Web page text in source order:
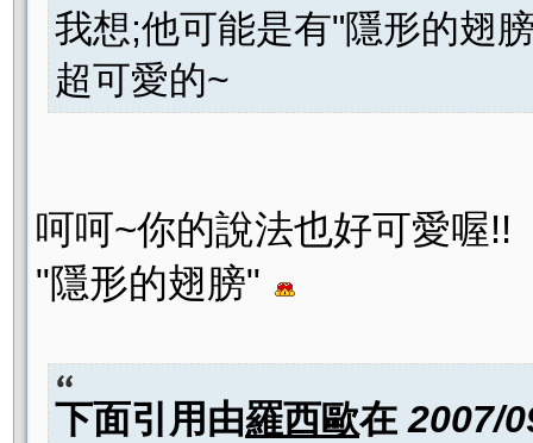
我想;他可能是有"隱形的翅
超可愛的~
呵呵~你的說法也好可愛喔!!
"隱形的翅膀"
下面引用由羅西歐在2007/